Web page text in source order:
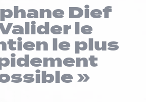
Dief
le
le plus
»